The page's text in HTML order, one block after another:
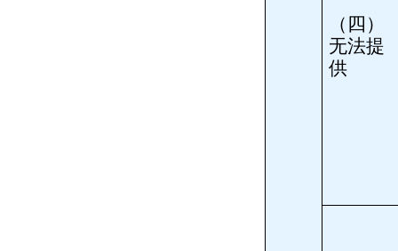
（四）
无法提
供